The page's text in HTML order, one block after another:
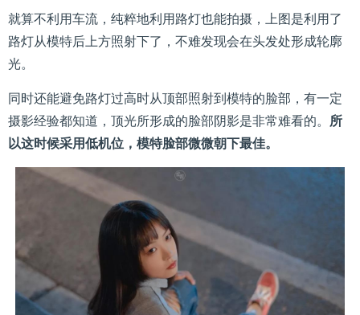
就算不利用车流，纯粹地利用路灯也能拍摄，上图是利用了
路灯从模特后上方照射下了，不难发现会在头发处形成轮廓
光。
同时还能避免路灯过高时从顶部照射到模特的脸部，有一定
摄影经验都知道，顶光所形成的脸部阴影是非常难看的。
所
以这时候采用低机位，模特脸部微微朝下最佳。